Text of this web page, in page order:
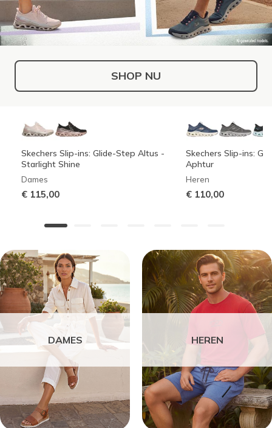
SHOP NU
Skechers Slip-ins: Glide-Step Altus -
Starlight Shine
Dames
€ 115,00
Skechers Slip-ins:
Aphtur
Heren
€ 110,00
DAMES HEREN